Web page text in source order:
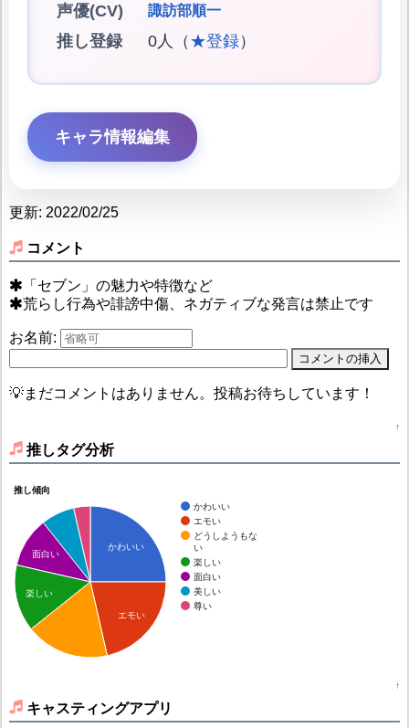
声優(CV)
諏訪部順一
推し登録 0人（ ★登録）
キャラ情報編集
更新: 2022/02/25
コメント
「セブン」の魅力や特徴など
荒らし行為や誹謗中傷、ネガティブな発言は禁止です
お名前:
💡まだコメントはありません。投稿お待ちしています！
↑
推しタグ分析
推し傾向
かわいい
エモい
どうしようもな
い
楽しい
面白い
美しい
尊い
かわいい
エモい
面白い
楽しい
↑
キャスティングアプリ